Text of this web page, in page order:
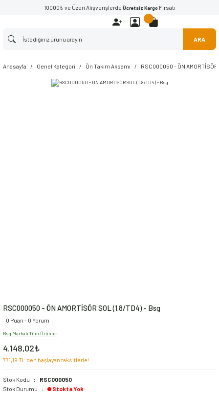
10000₺ ve Üzeri Alışverişlerde Ücretsiz Kargo Fırsatı
ARA
Anasayfa Genel Kategori Ön Takım Aksamı RSC000050 - ÖN
RSC000050 - ÖN AMORTİSÖR SOL (1.8/TD4) - Bsg
0 Puan - 0 Yorum
Bsg Markalı Tüm Ürünler
4.148,02₺
771,19 TL den başlayan taksitlerle!
Stok Kodu
RSC000050
Stok Durumu
Stokta Yok